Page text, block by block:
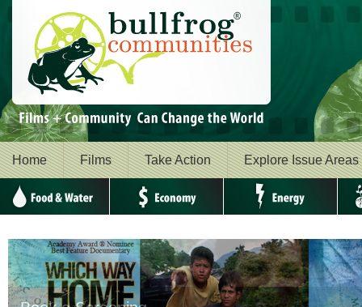
Home Films Take Action Explore Issue Areas